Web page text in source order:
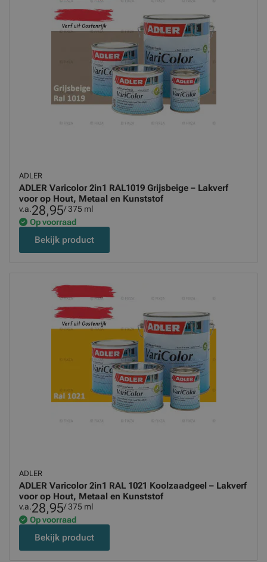
ADLER
ADLER Varicolor 2in1 RAL1019 Grijsbeige – Lakverf
voor op Hout, Metaal en Kunststof
v.a.28,95/ 375 ml
Op voorraad
Bekijk product
ADLER
ADLER Varicolor 2in1 RAL 1021 Koolzaadgeel – Lakverf
voor op Hout, Metaal en Kunststof
v.a.28,95/ 375 ml
Op voorraad
Bekijk product